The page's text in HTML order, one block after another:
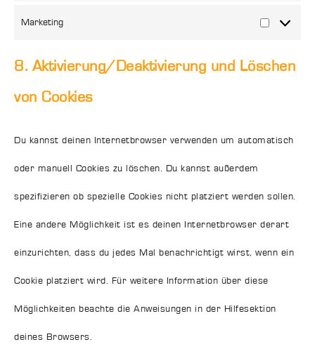
Marketing
8. Aktivierung/Deaktivierung und Löschen
von Cookies
Du kannst deinen Internetbrowser verwenden um automatisch
oder manuell Cookies zu löschen. Du kannst außerdem
spezifizieren ob spezielle Cookies nicht platziert werden sollen.
Eine andere Möglichkeit ist es deinen Internetbrowser derart
einzurichten, dass du jedes Mal benachrichtigt wirst, wenn ein
Cookie platziert wird. Für weitere Information über diese
Möglichkeiten beachte die Anweisungen in der Hilfesektion
deines Browsers.